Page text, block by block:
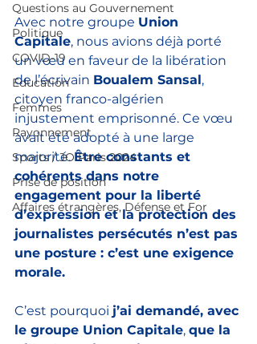
Questions au Gouvernement
Politique
COVID-19
Education
Femmes
Rayonnement
Sports / JO Paris 2024
Prise de position
Affaires étrangères, Défense et For
Avec notre groupe Union
Capitale, nous avions déjà porté
un vœu en faveur de la libération
de l’écrivain Boualem Sansal,
citoyen franco-algérien
injustement emprisonné. Ce vœu
avait été adopté à une large
majorité. Être constants et
cohérents dans notre
engagement pour la liberté
d’expression et la protection des
journalistes persécutés n’est pas
une posture : c’est une exigence
morale.
C’est pourquoi j’ai demandé, avec
le groupe Union Capitale, que la